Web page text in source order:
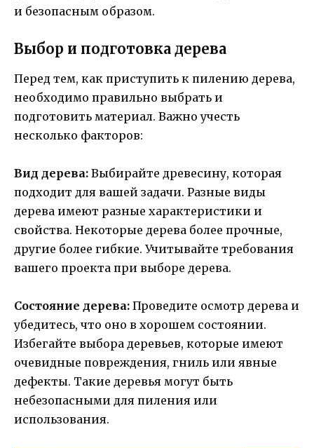
и безопасным образом.
Выбор и подготовка дерева
Перед тем, как приступить к пилению дерева,
необходимо правильно выбрать и
подготовить материал. Важно учесть
несколько факторов:
Вид дерева: Выбирайте древесину, которая
подходит для вашей задачи. Разные виды
дерева имеют разные характеристики и
свойства. Некоторые дерева более прочные,
другие более гибкие. Учитывайте требования
вашего проекта при выборе дерева.
Состояние дерева: Проведите осмотр дерева и
убедитесь, что оно в хорошем состоянии.
Избегайте выбора деревьев, которые имеют
очевидные повреждения, гниль или явные
дефекты. Такие деревья могут быть
небезопасными для пиления или
использования.